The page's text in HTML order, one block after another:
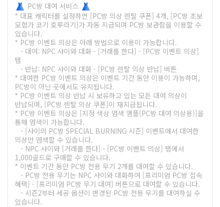
PC방 대여 서비스
* 대표 캐릭터를 설정하면 [PC방 의상 렌탈 쿠폰] 4개, [PC방 초보
모험가 코기 호루라기]가 자동 지급되며 PC방 보관함을 이용할 수
있습니다.
* PC방 이벤트 의상은 아래 방법으로 이용이 가능합니다.
- 대여: NPC 샤이와 대화 - [거래를 한다] - [PC방 이벤트 의상]
탭
- 반납: NPC 샤이와 대화 - [PC방 렌탈 의상 반납] 버튼
* 대여한 PC방 이벤트 의상은 이벤트 기간 동안 이용이 가능하며,
PC방이 아닌 곳에서도 유지됩니다.
* PC방 이벤트 의상 반납 시 보유하고 있는 모든 대여 의상이
반납되며, [PC방 렌탈 의상 쿠폰]이 재지급됩니다.
* PC방 이벤트 의상은 [지정 색상 염색 앰플(PC방 대여 의상용)]을
통해 염색이 가능합니다.
- [샤이의 PC방 SPECIAL BURNING 시즌] 이벤트에서 대여한
의상만 염색할 수 있습니다.
- NPC 샤이와 [거래를 한다] - [PC방 이벤트 의상] 탭에서
1,000골드로 구매할 수 있습니다.
* 이벤트 기간 동안 PC방 전용 무기 2개를 대여할 수 있습니다.
- PC방 전용 무기는 NPC 샤이와 대화하여 [프리미엄 PC방 접속
혜택] - [프리미엄 PC방 무기 대여] 버튼으로 대여할 수 있습니다.
- 시즌2부터 세공 옵션이 변경된 PC방 전용 무기를 대여하실 수
있습니다.